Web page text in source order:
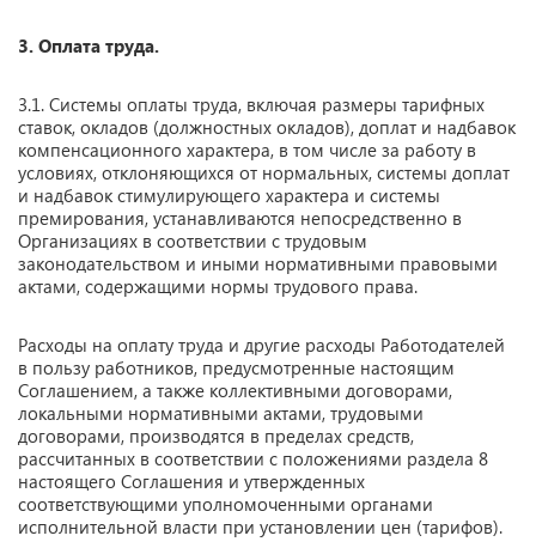
3. Оплата труда.
3.1. Системы оплаты труда, включая размеры тарифных
ставок, окладов (должностных окладов), доплат и надбавок
компенсационного характера, в том числе за работу в
условиях, отклоняющихся от нормальных, системы доплат
и надбавок стимулирующего характера и системы
премирования, устанавливаются непосредственно в
Организациях в соответствии с трудовым
законодательством и иными нормативными правовыми
актами, содержащими нормы трудового права.
Расходы на оплату труда и другие расходы Работодателей
в пользу работников, предусмотренные настоящим
Соглашением, а также коллективными договорами,
локальными нормативными актами, трудовыми
договорами, производятся в пределах средств,
рассчитанных в соответствии с положениями раздела 8
настоящего Соглашения и утвержденных
соответствующими уполномоченными органами
исполнительной власти при установлении цен (тарифов).